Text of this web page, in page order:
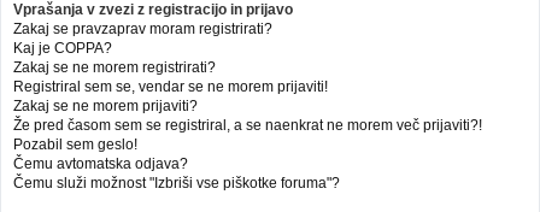
Vprašanja v zvezi z registracijo in prijavo
Zakaj se pravzaprav moram registrirati?
Kaj je COPPA?
Zakaj se ne morem registrirati?
Registriral sem se, vendar se ne morem prijaviti!
Zakaj se ne morem prijaviti?
Že pred časom sem se registriral, a se naenkrat ne morem več prijaviti?!
Pozabil sem geslo!
Čemu avtomatska odjava?
Čemu služi možnost "Izbriši vse piškotke foruma"?